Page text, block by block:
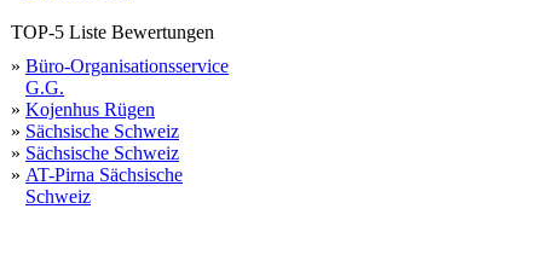
TOP-5 Liste Bewertungen
» Büro-Organisationsservice
G.G.
» Kojenhus Rügen
» Sächsische Schweiz
» Sächsische Schweiz
» AT-Pirna Sächsische
Schweiz